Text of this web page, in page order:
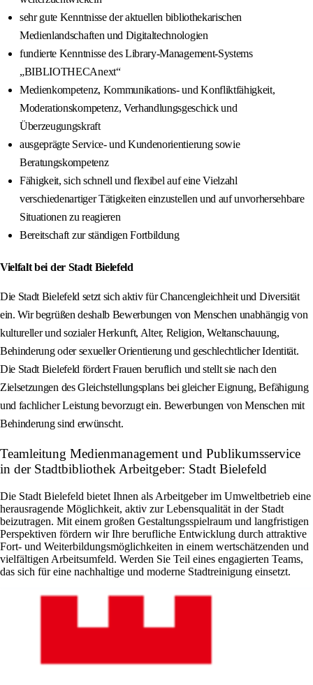
sehr gute Kenntnisse der aktuellen bibliothekarischen
Medienlandschaften und Digitaltechnologien
fundierte Kenntnisse des Library-Management-Systems
„BIBLIOTHECAnext“
Medienkompetenz, Kommunikations- und Konfliktfähigkeit,
Moderationskompetenz, Verhandlungsgeschick und
Überzeugungskraft
ausgeprägte Service- und Kundenorientierung sowie
Beratungskompetenz
Fähigkeit, sich schnell und flexibel auf eine Vielzahl
verschiedenartiger Tätigkeiten einzustellen und auf unvorhersehbare
Situationen zu reagieren
Bereitschaft zur ständigen Fortbildung
Vielfalt bei der Stadt Bielefeld
Die Stadt Bielefeld setzt sich aktiv für Chancengleichheit und Diversität
ein. Wir begrüßen deshalb Bewerbungen von Menschen unabhängig von
kultureller und sozialer Herkunft, Alter, Religion, Weltanschauung,
Behinderung oder sexueller Orientierung und geschlechtlicher Identität.
Die Stadt Bielefeld fördert Frauen beruflich und stellt sie nach den
Zielsetzungen des Gleichstellungsplans bei gleicher Eignung, Befähigung
und fachlicher Leistung bevorzugt ein. Bewerbungen von Menschen mit
Behinderung sind erwünscht.
Teamleitung Medienmanagement und Publikumsservice
in der Stadtbibliothek Arbeitgeber: Stadt Bielefeld
Die Stadt Bielefeld bietet Ihnen als Arbeitgeber im Umweltbetrieb eine
herausragende Möglichkeit, aktiv zur Lebensqualität in der Stadt
beizutragen. Mit einem großen Gestaltungsspielraum und langfristigen
Perspektiven fördern wir Ihre berufliche Entwicklung durch attraktive
Fort- und Weiterbildungsmöglichkeiten in einem wertschätzenden und
vielfältigen Arbeitsumfeld. Werden Sie Teil eines engagierten Teams,
das sich für eine nachhaltige und moderne Stadtreinigung einsetzt.